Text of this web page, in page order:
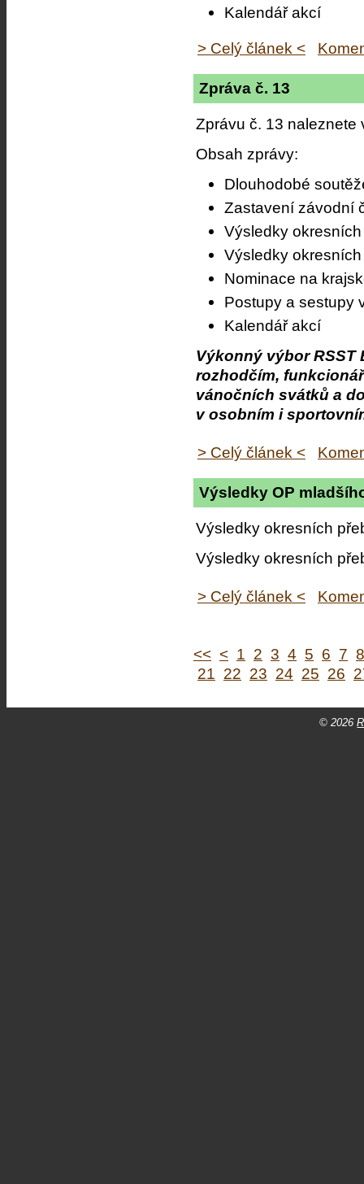
Kalendář akcí
> Celý článek <
Zpráva č. 13
Zprávu č. 13 naleznete
Obsah zprávy:
Dlouhodobé
Zastavení závodní
Výsledky
Výsledky
Nominace na
Postupy a sestupy
Kalendář akcí
Výkonný výbor RSST
rozhodčím,
vánočních svátků a
v osobním i
> Celý článek <
Výsledky OP
Výsledky okresních
Výsledky okresních
> Celý článek <
<< < 1 2 3 4 5 6 7 8
21 22 23 24 25 26
© 2026